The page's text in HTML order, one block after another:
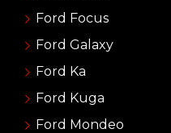
Ford Focus
Ford Galaxy
Ford Ka
Ford Kuga
Ford Mondeo